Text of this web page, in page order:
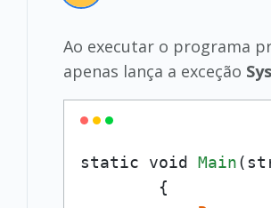
Ao executar o programa
apenas lança a exceção
static void Main
        {